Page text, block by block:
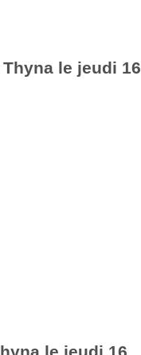
le jeudi 16